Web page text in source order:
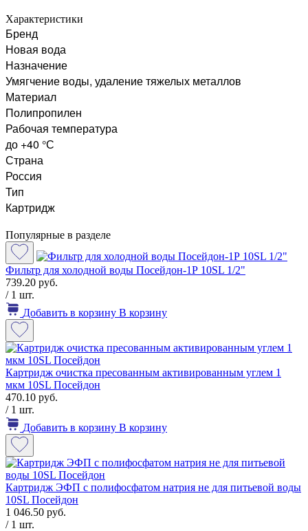
Характеристики
Бренд
Новая вода
Назначение
Умягчение воды, удаление тяжелых металлов
Материал
Полипропилен
Рабочая температура
до +40 °С
Страна
Россия
Тип
Картридж
Популярные в разделе
Фильтр для холодной воды Посейдон-1Р 10SL 1/2"
739.20 руб.
/ 1 шт.
Добавить в корзину В корзину
Картридж очистка пресованным активированным углем 1
мкм 10SL Посейдон
470.10 руб.
/ 1 шт.
Добавить в корзину В корзину
Картридж ЭФП с полифосфатом натрия не для питьевой воды
10SL Посейдон
1 046.50 руб.
/ 1 шт.